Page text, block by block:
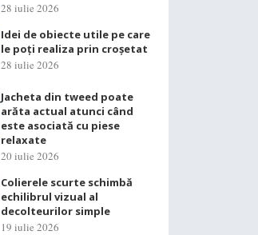
28 iulie 2026
Idei de obiecte utile pe care
le poți realiza prin croșetat
28 iulie 2026
Jacheta din tweed poate
arăta actual atunci când
este asociată cu piese
relaxate
20 iulie 2026
Colierele scurte schimbă
echilibrul vizual al
decolteurilor simple
19 iulie 2026